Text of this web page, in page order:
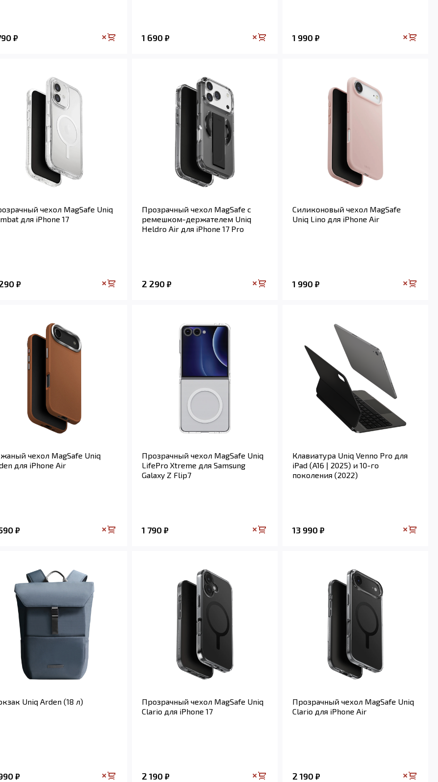
₽ 1 690 ₽ 1 990 ₽
чехол MagSafe Uniq
для iPhone 17
₽
Прозрачный чехол MagSafe с
ремешком-держателем Uniq
Heldro Air для iPhone 17 Pro
2 290 ₽
Силиконовый чехол MagSafe
Uniq Lino для iPhone Air
1 990 ₽
чехол MagSafe Uniq
для iPhone Air
₽
Прозрачный чехол MagSafe Uniq
LifePro Xtreme для Samsung
Galaxy Z Flip7
1 790 ₽
Клавиатура Uniq Venno Pro для
iPad (A16 | 2025) и 10-го
поколения (2022)
13 990 ₽
Uniq Arden (18 л)
₽
Прозрачный чехол MagSafe Uniq
Clario для iPhone 17
2 190 ₽
Прозрачный чехол MagSafe Uniq
Clario для iPhone Air
2 190 ₽